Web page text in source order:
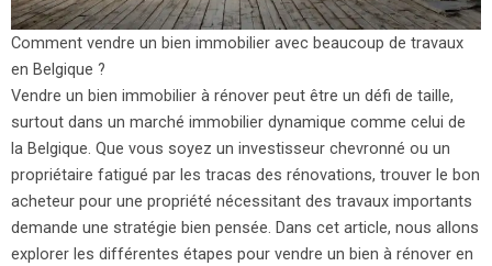
Comment vendre un bien immobilier avec beaucoup de travaux
en Belgique ?
Vendre un bien immobilier à rénover peut être un défi de taille,
surtout dans un marché immobilier dynamique comme celui de
la Belgique. Que vous soyez un investisseur chevronné ou un
propriétaire fatigué par les tracas des rénovations, trouver le bon
acheteur pour une propriété nécessitant des travaux importants
demande une stratégie bien pensée. Dans cet article, nous allons
explorer les différentes étapes pour vendre un bien à rénover en